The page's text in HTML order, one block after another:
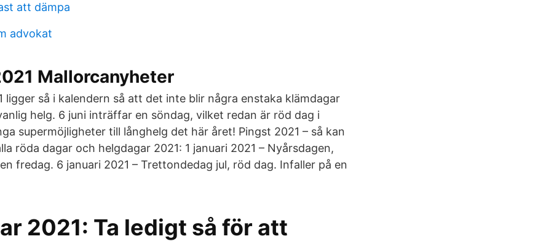
att dämpa
advokat
Mallorcanyheter
ligger så i kalendern så att det inte blir några enstaka klämdagar
helg. 6 juni inträffar en söndag, vilket redan är röd dag i
supermöjligheter till långhelg det här året! Pingst 2021 – så kan
röda dagar och helgdagar 2021: 1 januari 2021 – Nyårsdagen,
fredag. 6 januari 2021 – Trettondedag jul, röd dag. Infaller på en
2021: Ta ledigt så för att